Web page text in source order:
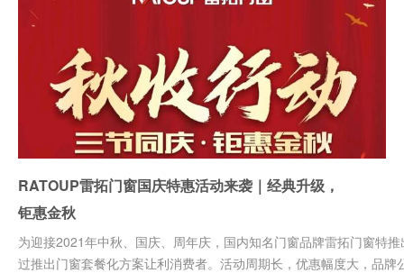
RATOUP雷拓门窗国庆特惠活动来袭｜经典升级，
钜惠金秋
为迎接2021年中秋、国庆、周年庆，国内知名门窗品牌雷拓门窗特
过推出门窗套餐化方案让利消费者。活动周期长，优惠幅度大，品牌